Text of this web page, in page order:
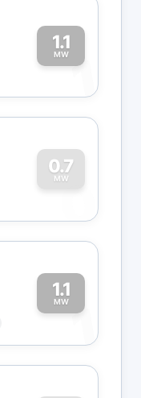
1.1
MW1
0.7
MW
0
1.1
MW1